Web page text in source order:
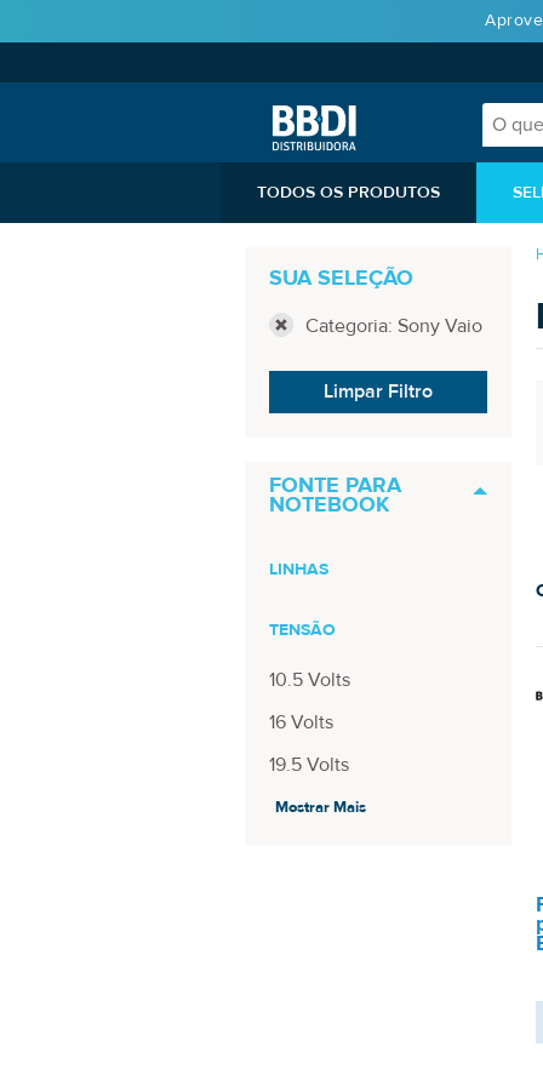
TODOS OS PRODUTOS
SUA SELEÇÃO
Categoria: Sony Vaio
Limpar Filtro
FONTE PARA
NOTEBOOK
LINHAS
TENSÃO
10.5 Volts
16 Volts
19.5 Volts
Mostrar Mais